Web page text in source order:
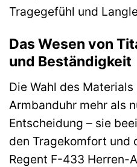
Tragegefühl und
Das Wesen von
und Beständigkeit
Die Wahl des
Armbanduhr mehr als
Entscheidung – sie
den Tragekomfort und
Regent F-433 Herren-